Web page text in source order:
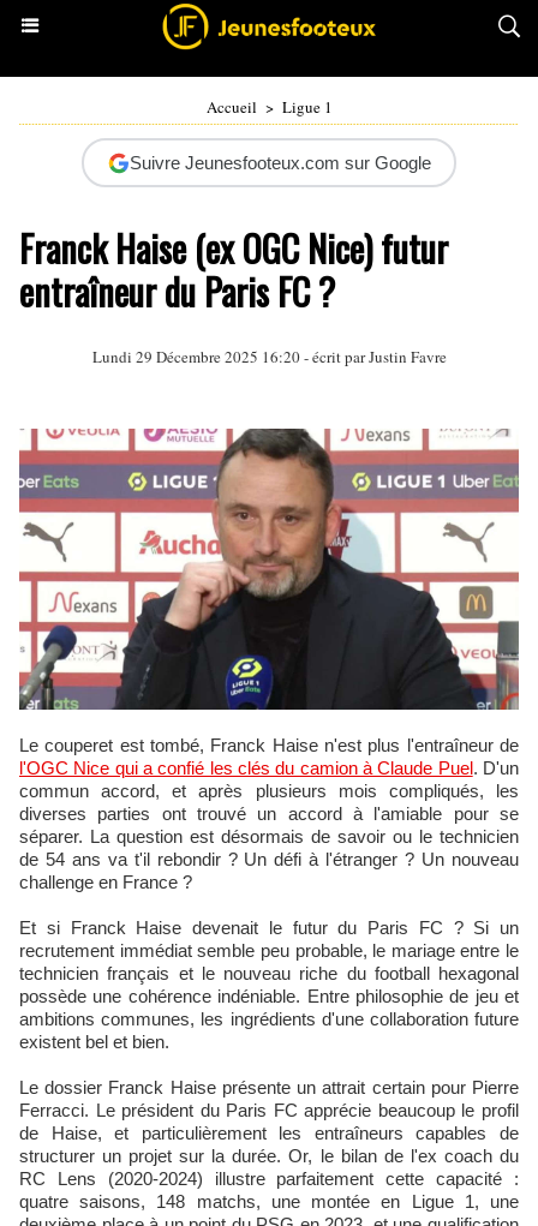
Accueil > Ligue 1
Suivre Jeunesfooteux.com sur Google
Franck Haise (ex OGC Nice) futur
entraîneur du Paris FC ?
Lundi 29 Décembre 2025 16:20 - écrit parJustin Favre
Le couperet est tombé, Franck Haise n'est plus l'entraîneur de
l'OGC Nice qui a confié les clés du camion à Claude Puel. D'un
commun accord, et après plusieurs mois compliqués, les
diverses parties ont trouvé un accord à l'amiable pour se
séparer. La question est désormais de savoir ou le technicien
de 54 ans va t'il rebondir ? Un défi à l'étranger ? Un nouveau
challenge en France ?
Et si Franck Haise devenait le futur du Paris FC ? Si un
recrutement immédiat semble peu probable, le mariage entre le
technicien français et le nouveau riche du football hexagonal
possède une cohérence indéniable. Entre philosophie de jeu et
ambitions communes, les ingrédients d'une collaboration future
existent bel et bien.
Le dossier Franck Haise présente un attrait certain pour Pierre
Ferracci. Le président du Paris FC apprécie beaucoup le profil
de Haise, et particulièrement les entraîneurs capables de
structurer un projet sur la durée. Or, le bilan de l'ex coach du
RC Lens (2020-2024) illustre parfaitement cette capacité :
quatre saisons, 148 matchs, une montée en Ligue 1, une